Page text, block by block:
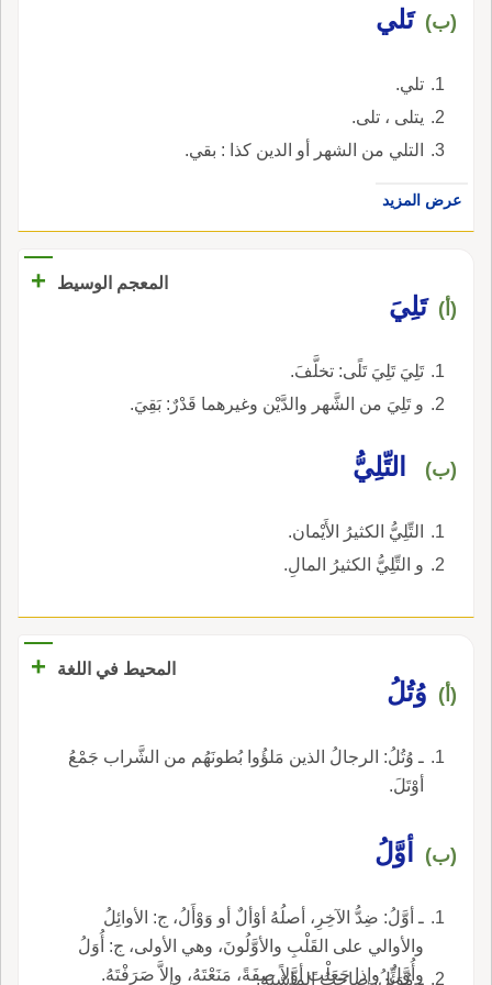
(ب) تَلي
تلي.
يتلى ، تلى.
التلي من الشهر أو الدين كذا : بقي.
عرض المزيد
المعجم الوسيط +
(أ) تَلِيَ
تَلِيَ تَلِيَ تَلًى: تخلَّفَ.
و تَلِيَ من الشَّهر والدَّيْن وغيرهما قَدْرٌ: بَقِيَ.
(ب) التِّلِيُّ
التِّلِيُّ الكثيرُ الأَيْمان.
و التِّلِيُّ الكثيرُ المالِ.
المحيط في اللغة +
(أ) وُتُلُ
ـ وُتُلُ: الرجالُ الذين مَلؤُوا بُطونَهُم من الشَّراب جَمْعُ
أوْتَلَ.
(ب) أوَّلُ
ـ أوَّلُ: ضِدُّ الآخِرِ، أصلُهُ أوْألٌ أو وَوْأَلُ، ج: الأوائِلُ
والأوالي على القَلْبِ والأوَّلُونَ، وهي الأولى، ج: أُوَلُ
وأُوَّلُ. وإذا جَعَلْتَ أوَّلاً صِفَةً، مَنَعْتَهُ، وإلاَّ صَرَفْتَهُ.
ـ مُوَئِّلُ: صاحِبُ الماشِيَةِ.